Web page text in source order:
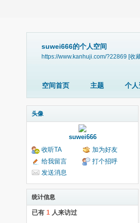
suwei666的个人空间
https://www.kanhuji.com/?22869 [收
空间首页 主题 个人
头像
suwei666
收听TA
加为好友
给我留言
打个招呼
发送消息
统计信息
已有 1 人来访过